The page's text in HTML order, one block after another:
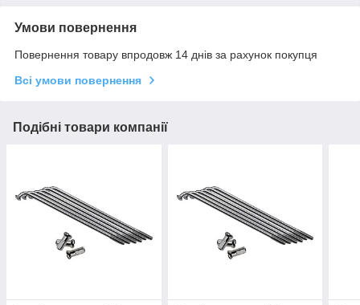
Умови повернення
Повернення товару впродовж 14 днів за рахунок покупця
Всі умови повернення
Подібні товари компанії